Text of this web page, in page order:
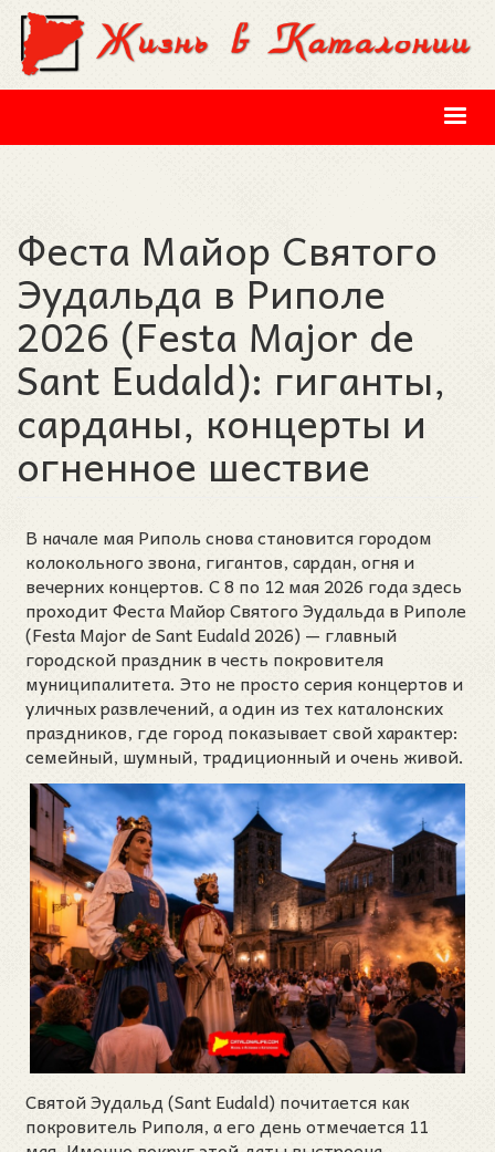
Перейти к основному содержанию
Феста Майор Святого
Эудальда в Риполе
2026 (Festa Major de
Sant Eudald): гиганты,
сарданы, концерты и
огненное шествие
В начале мая Риполь снова становится городом
колокольного звона, гигантов, сардан, огня и
вечерних концертов. С 8 по 12 мая 2026 года здесь
проходит Феста Майор Святого Эудальда в Риполе
(Festa Major de Sant Eudald 2026) — главный
городской праздник в честь покровителя
муниципалитета. Это не просто серия концертов и
уличных развлечений, а один из тех каталонских
праздников, где город показывает свой характер:
семейный, шумный, традиционный и очень живой.
Святой Эудальд (Sant Eudald) почитается как
покровитель Риполя, а его день отмечается 11